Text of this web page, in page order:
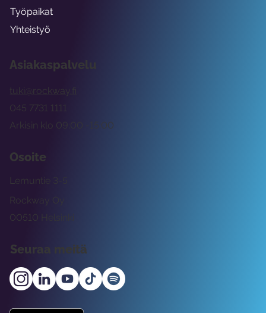
Asiakaspalvelu
tuki@rockway.fi
Arkisin klo 09:00 -15:00
045 7731 1111
Osoite
Rockway Oy
Lemuntie 3-5
00510 Helsinki
Seuraa meitä
Työpaikat
Yhteistyö